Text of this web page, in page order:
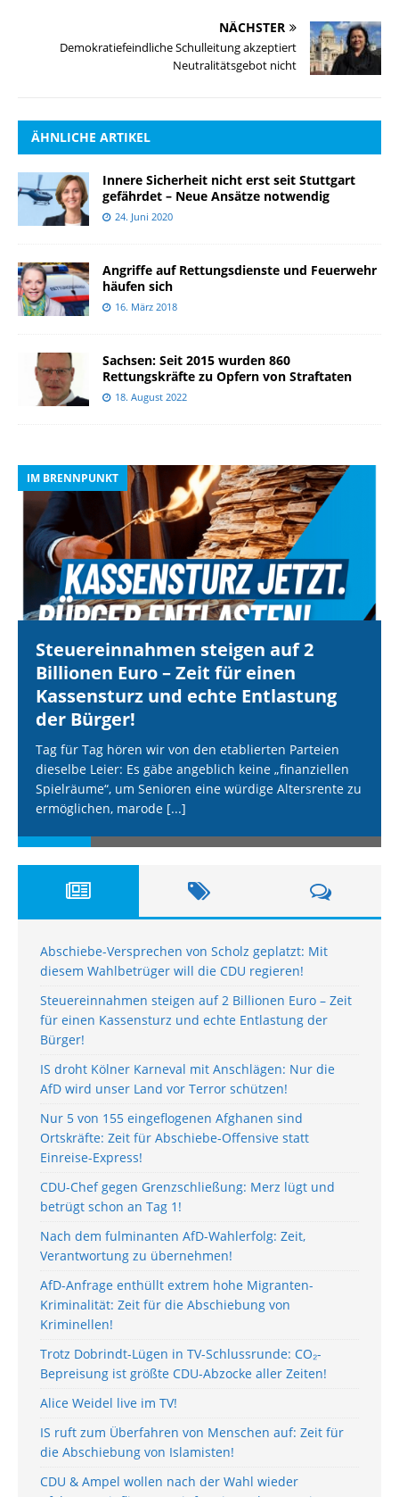
NÄCHSTER
Demokratiefeindliche Schulleitung akzeptiert
Neutralitätsgebot nicht
ÄHNLICHE ARTIKEL
Innere Sicherheit nicht erst seit Stuttgart
gefährdet – Neue Ansätze notwendig
24. Juni 2020
Angriffe auf Rettungsdienste und Feuerwehr
häufen sich
16. März 2018
Sachsen: Seit 2015 wurden 860
Rettungskräfte zu Opfern von Straftaten
18. August 2022
IM BRENNPUNKT
Steuereinnahmen steigen auf 2
Billionen Euro – Zeit für einen
Kassensturz und echte Entlastung
der Bürger!
Tag für Tag hören wir von den etablierten Parteien
dieselbe Leier: Es gäbe angeblich keine „finanziellen
Spielräume“, um Senioren eine würdige Altersrente zu
ermöglichen, marode [...]
Abschiebe-Versprechen von Scholz geplatzt: Mit
diesem Wahlbetrüger will die CDU regieren!
Steuereinnahmen steigen auf 2 Billionen Euro – Zeit
für einen Kassensturz und echte Entlastung der
Bürger!
IS droht Kölner Karneval mit Anschlägen: Nur die
AfD wird unser Land vor Terror schützen!
Nur 5 von 155 eingeflogenen Afghanen sind
Ortskräfte: Zeit für Abschiebe-Offensive statt
Einreise-Express!
CDU-Chef gegen Grenzschließung: Merz lügt und
betrügt schon an Tag 1!
Nach dem fulminanten AfD-Wahlerfolg: Zeit,
Verantwortung zu übernehmen!
AfD-Anfrage enthüllt extrem hohe Migranten-
Kriminalität: Zeit für die Abschiebung von
Kriminellen!
Trotz Dobrindt-Lügen in TV-Schlussrunde: CO₂-
Bepreisung ist größte CDU-Abzocke aller Zeiten!
Alice Weidel live im TV!
IS ruft zum Überfahren von Menschen auf: Zeit für
die Abschiebung von Islamisten!
CDU & Ampel wollen nach der Wahl wieder